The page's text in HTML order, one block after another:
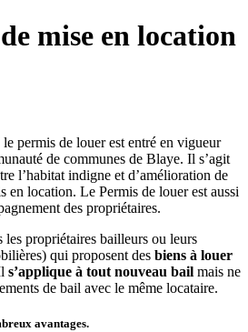
mise en location
permis de louer est entré en vigueur
de communes de Blaye. Il s’agit
l’habitat indigne et d’amélioration de
en location. Le Permis de louer est aussi
des propriétaires.
propriétaires bailleurs ou leurs
qui proposent des biens à louer
s’applique à tout nouveau bail mais ne
de bail avec le même locataire.
avantages.